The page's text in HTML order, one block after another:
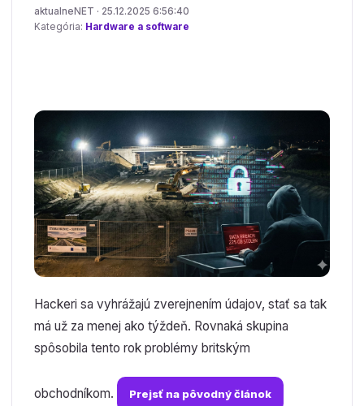
aktualneNET · 25.12.2025 6:56:40
Kategória: Hardware a software
Hackeri sa vyhrážajú zverejnením údajov, stať sa tak
má už za menej ako týždeň. Rovnaká skupina
spôsobila tento rok problémy britským
obchodníkom. Prejsť na pôvodný článok